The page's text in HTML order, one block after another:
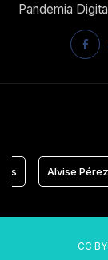
Pandemia
Alvise Pérez
CC